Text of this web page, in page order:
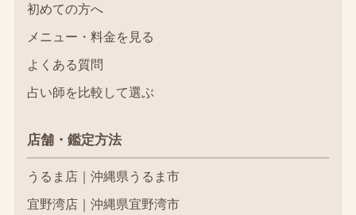
初めての方へ
メニュー・料金を見る
よくある質問
占い師を比較して選ぶ
店舗・鑑定方法
うるま店｜沖縄県うるま市
宜野湾店｜沖縄県宜野湾市